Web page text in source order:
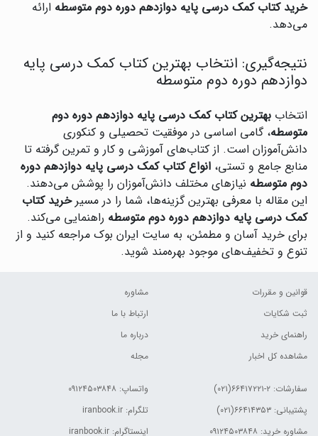
خرید کتاب کمک درسی پایه دوازدهم دوره دوم متوسطه ارائه
می‌دهد.
نتیجه‌گیری: انتخاب بهترین کتاب کمک درسی پایه
دوازدهم دوره دوم متوسطه
انتخاب بهترین کتاب کمک درسی پایه دوازدهم دوره دوم
متوسطه، گامی اساسی در موفقیت تحصیلی و کنکوری
دانش‌آموزان است. از کتاب‌های آموزشی و کار و تمرین گرفته تا
منابع جامع و تستی، انواع کتاب کمک درسی پایه دوازدهم دوره
دوم متوسطه نیازهای مختلف دانش‌آموزان را پوشش می‌دهند.
این مقاله با معرفی بهترین گزینه‌ها، شما را در مسیرخرید کتاب
کمک درسی پایه دوازدهم دوره دوم متوسطه راهنمایی می‌کند.
برای خرید آسان و مطمئن، به سایت ایران بوک مراجعه کنید و از
تنوع و تخفیف‌های موجود بهره‌مند شوید.
قوانین و مقررات
ثبت شکایات
راهنمای خرید
مشاهده کل اخبار
مشاوره
ارتباط با ما
درباره ما
مجله
سفارشات: ۲-۶۶۴۱۷۲۲۱(۰۲۱)
پشتیبانی: ۶۶۴۱۴۳۵۳(۰۲۱)
مشاوره خرید: ۰۹۱۲۴۵۰۳۸۴۸
واتساپ: ۰۹۱۲۴۵۰۳۸۴۸
تلگرام: iranbook.ir
اینستاگرام: iranbook.ir